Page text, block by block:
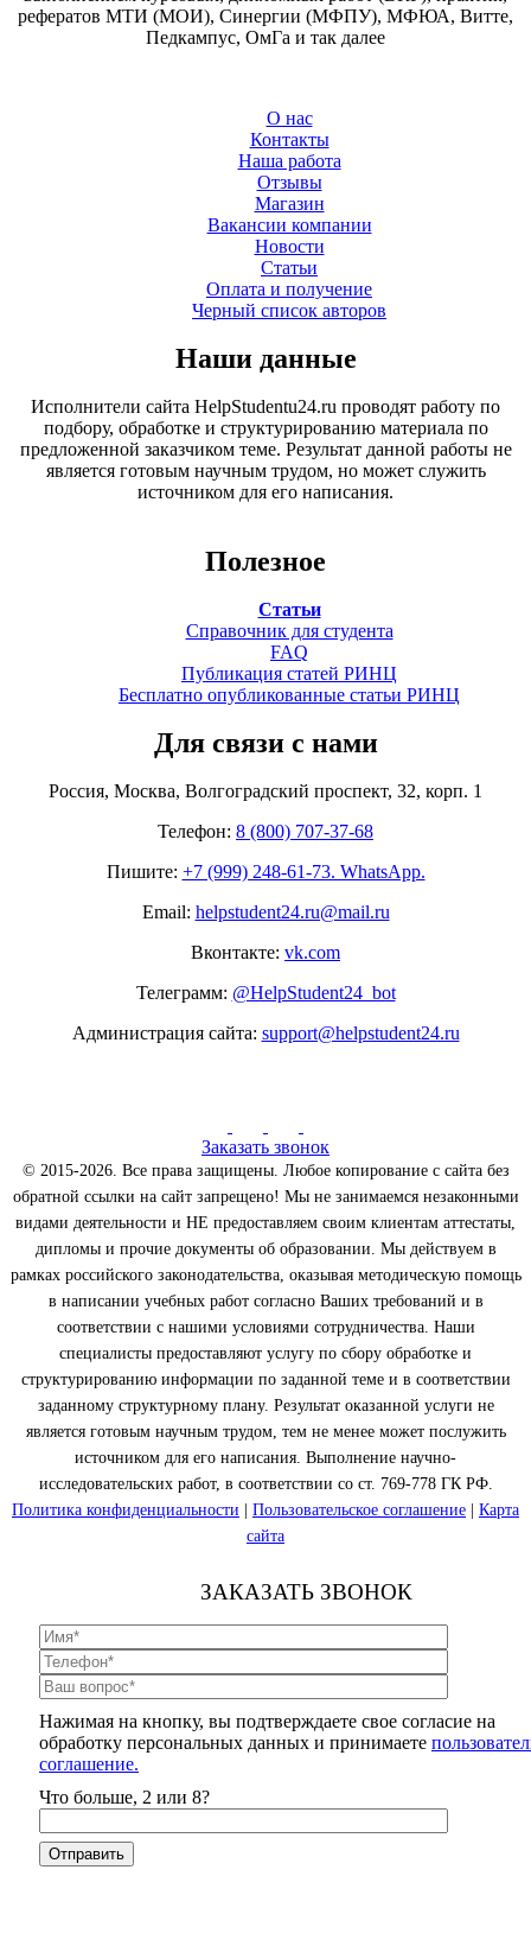
рефератов МТИ (МОИ), Синергии (МФПУ), МФЮА, Витте,
Педкампус, ОмГа и так далее
О нас
Контакты
Наша работа
Отзывы
Магазин
Вакансии компании
Новости
Статьи
Оплата и получение
Черный список авторов
Наши данные
Исполнители сайта HelpStudentu24.ru проводят работу по
подбору, обработке и структурированию материала по
предложенной заказчиком теме. Результат данной работы не
является готовым научным трудом, но может служить
источником для его написания.
Полезное
Статьи
Справочник для студента
FAQ
Публикация статей РИНЦ
Бесплатно опубликованные статьи РИНЦ
Для связи с нами
Россия, Москва, Волгоградский проспект, 32, корп. 1
Телефон: 8 (800) 707-37-68
Пишите: +7 (999) 248-61-73. WhatsApp.
Email: helpstudent24.ru@mail.ru
Вконтакте: vk.com
Телеграмм: @HelpStudent24_bot
Администрация сайта: support@helpstudent24.ru
Заказать звонок
© 2015-2026. Все права защищены. Любое копирование с сайта без
обратной ссылки на сайт запрещено! Мы не занимаемся незаконными
видами деятельности и НЕ предоставляем своим клиентам аттестаты,
дипломы и прочие документы об образовании. Мы действуем в
рамках российского законодательства, оказывая методическую помощь
в написании учебных работ согласно Ваших требований и в
соответствии с нашими условиями сотрудничества. Наши
специалисты предоставляют услугу по сбору обработке и
структурированию информации по заданной теме и в соответствии
заданному структурному плану. Результат оказанной услуги не
является готовым научным трудом, тем не менее может послужить
источником для его написания. Выполнение научно-
исследовательских работ, в соответствии со ст. 769-778 ГК РФ.
Политика конфиденциальности
Пользовательское соглашение
Карта
сайта
ЗАКАЗАТЬ ЗВОНОК
Нажимая на кнопку, вы подтверждаете свое согласие на
обработку персональных данных и принимаете
соглашение.
Что больше, 2 или 8?